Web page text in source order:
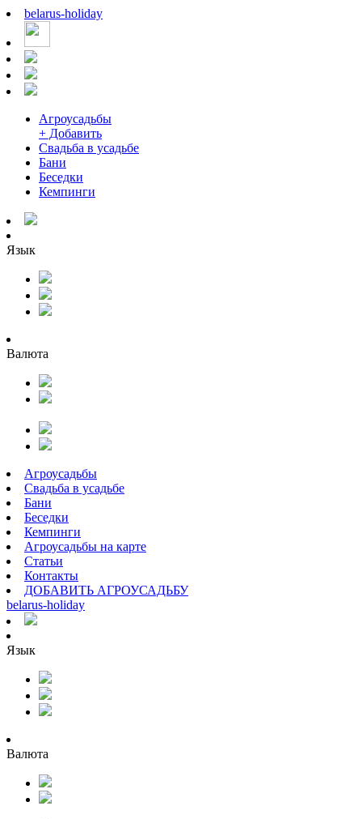
belarus-holiday
Агроусадьбы
+ Добавить
Свадьба в усадьбе
Бани
Беседки
Кемпинги
Язык
Валюта
Агроусадьбы
Свадьба в усадьбе
Бани
Беседки
Кемпинги
Агроусадьбы на карте
Статьи
Контакты
ДОБАВИТЬ АГРОУСАДЬБУ
belarus-holiday
Язык
Валюта